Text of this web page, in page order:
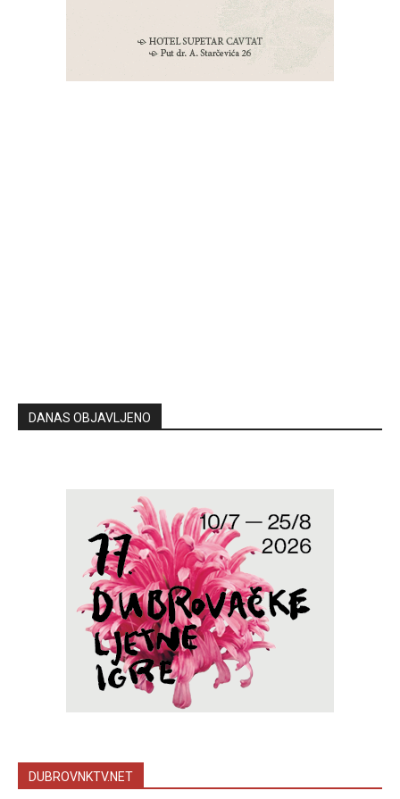
DANAS OBJAVLJENO
DUBROVNKTV.NET